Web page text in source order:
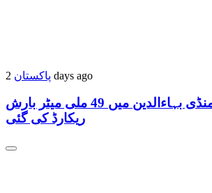
پاکستان 2 days ago
گزشتہ روز منڈی بہاءالدین میں 49 ملی میٹر بارش
ریکارڈ کی گئی